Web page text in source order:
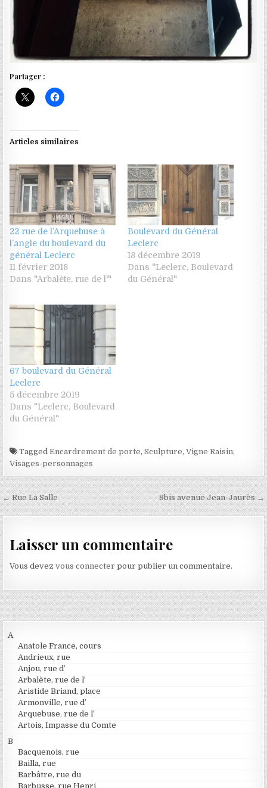
Partager :
Articles similaires
22 rue de l’Arquebuse à
l’angle du boulevard du
général Leclerc
11 février 2018
Dans "Arbalète, rue de l'"
Boulevard du Général
Leclerc
18 décembre 2019
Dans "Leclerc, Boulevard
du Général"
67 boulevard du Général
Leclerc
5 décembre 2019
Dans "Leclerc, Boulevard
du Général"
TaggedEncardrement de porte,Sculpture,Vigne Raisin,
Visages-personnages
Navigation de l’article8bis avenue Jean-Jaurès →
← Rue La Salle
Laisser un commentaire
Vous devezvous connecter pour publier un commentaire.
A
Anatole France, cours
Andrieux, rue
Anjou, rue d’
Arbalète, rue de l’
Aristide Briand, place
Armonville, rue d’
Arquebuse, rue de l’
Artois, Impasse du Comte
B
Bacquenois, rue
Bailla, rue
Barbâtre, rue du
Barbusse, rue Henri